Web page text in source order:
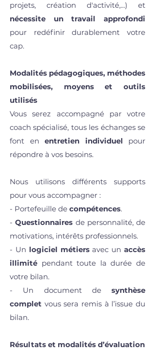
projets, création d'activité,...) et
nécessite un travail approfondi
pour redéfinir durablement votre
cap.
Modalités pédagogiques, méthodes
mobilisées, moyens et outils
utilisés
Vous serez accompagné par votre
coach spécialisé, tous les échanges se
font en entretien individuel pour
répondre à vos besoins.
Nous utilisons différents supports
pour vous accompagner :
- Portefeuille de compétences.
-Questionnaires de personnalité, de
motivations, intérêts professionnels.
- Un logiciel métiersavec unaccès
illimité pendant toute la durée de
votre bilan.
- Un document de synthèse
complet vous sera remis à l’issue du
bilan.
Résultats et modalités d’évaluation